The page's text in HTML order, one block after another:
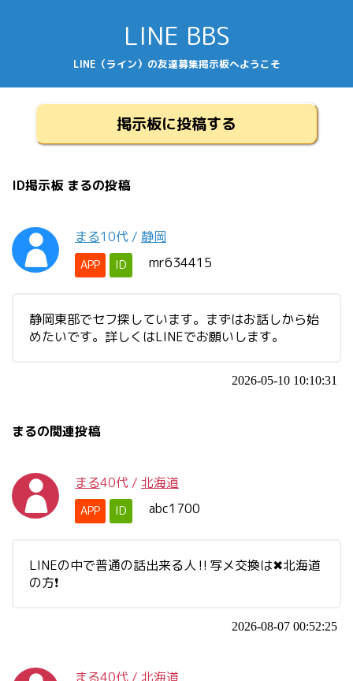
LINE BBS
LINE（ライン）の友達募集掲示板へようこそ
掲示板に投稿する
ID掲示板 まるの投稿
まる10代 / 静岡
APP ID mr634415
静岡東部でセフ探しています。まずはお話しから始
めたいです。詳しくはLINEでお願いします。
2026-05-10 10:10:31
まるの関連投稿
まる40代 / 北海道
APP ID abc1700
LINEの中で普通の話出来る人‼️写メ交換は✖︎北海道
の方❗️
2026-08-07 00:52:25
まる40代 / 北海道